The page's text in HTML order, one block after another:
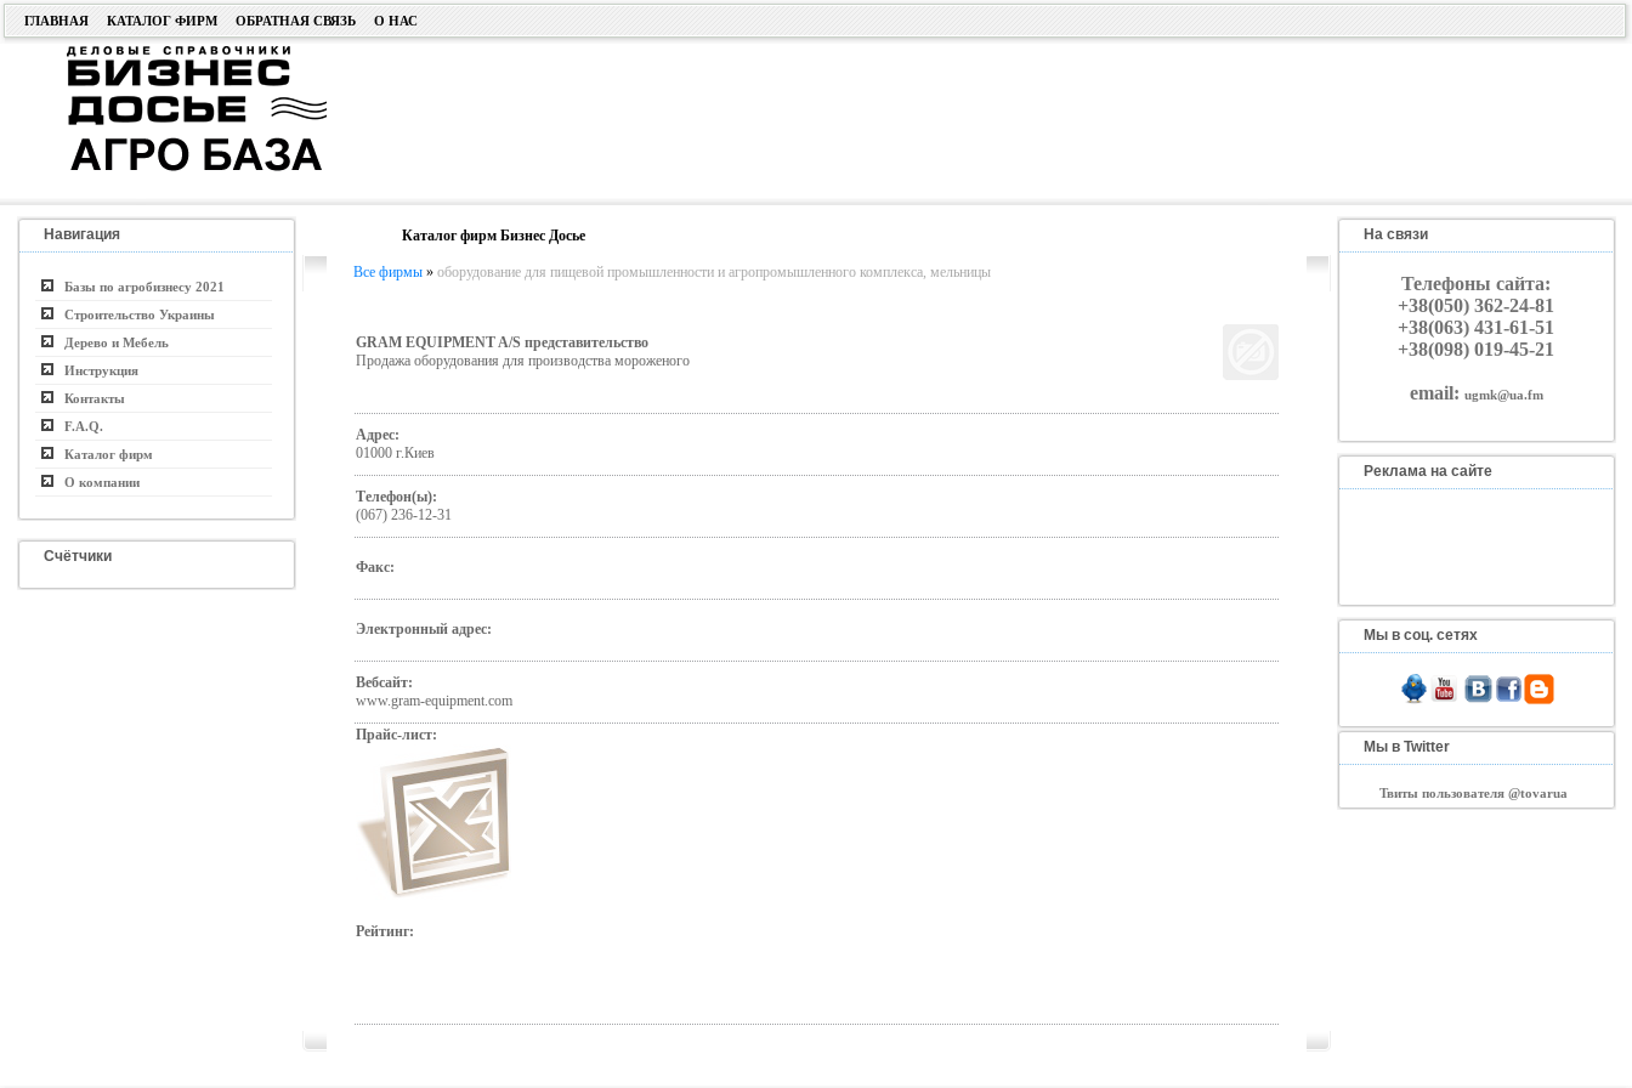
ГЛАВНАЯ КАТАЛОГ ФИРМ ОБРАТНАЯ СВЯЗЬ О НАС
Навигация
Базы по агробизнесу 2021
Строительство Украины
Дерево и Мебель
Инструкция
Контакты
F.A.Q.
Каталог фирм
О компании
Счётчики
Каталог фирм Бизнес Досье
Все фирмы» оборудование для пищевой промышленности и агропромышленного комплекса, мельницы
GRAM EQUIPMENT A/S представительство
Продажа оборудования для производства мороженого
Адрес:
01000 г.Киев
Телефон(ы):
(067) 236-12-31
Факс:
Электронный адрес:
Вебсайт:
www.gram-equipment.com
Прайс-лист:
Рейтинг:
На связи
Телефоны сайта:
+38(050) 362-24-81
+38(063) 431-61-51
+38(098) 019-45-21
email: ugmk@ua.fm
Реклама на сайте
Мы в соц. сетях
Мы в Twitter
Твиты пользователя @tovarua